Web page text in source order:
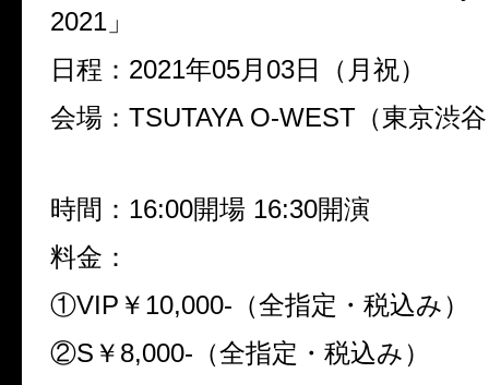
2021」
日程：2021年05月03日（月祝）
会場：TSUTAYA O-WEST（東京渋
時間：16:00開場 16:30開演
料金：
①VIP￥10,000-（全指定・税込み）
②S￥8,000-（全指定・税込み）